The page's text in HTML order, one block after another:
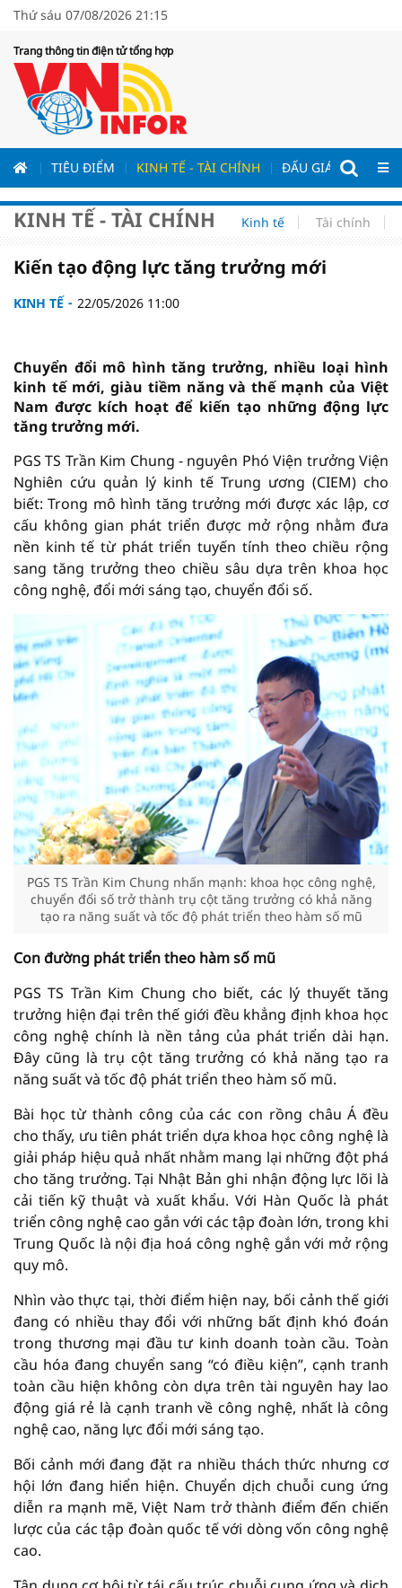
Thứ sáu 07/08/2026 21:15
Trang thông tin điện tử tổng hợp
TIÊU ĐIỂM KINH TẾ - TÀI CHÍNH ĐẤU GIÁ - ĐẤU
KINH TẾ - TÀI CHÍNH Kinh tế Tài chính
Kiến tạo động lực tăng trưởng mới
KINH TẾ 22/05/2026 11:00
Chuyển đổi mô hình tăng trưởng, nhiều loại hình
kinh tế mới, giàu tiềm năng và thế mạnh của Việt
Nam được kích hoạt để kiến tạo những động lực
tăng trưởng mới.
PGS TS Trần Kim Chung - nguyên Phó Viện trưởng Viện
Nghiên cứu quản lý kinh tế Trung ương (CIEM) cho
biết: Trong mô hình tăng trưởng mới được xác lập, cơ
cấu không gian phát triển được mở rộng nhằm đưa
nền kinh tế từ phát triển tuyến tính theo chiều rộng
sang tăng trưởng theo chiều sâu dựa trên khoa học
công nghệ, đổi mới sáng tạo, chuyển đổi số.
PGS TS Trần Kim Chung nhấn mạnh: khoa học công nghệ,
chuyển đổi số trở thành trụ cột tăng trưởng có khả năng
tạo ra năng suất và tốc độ phát triển theo hàm số mũ
Con đường phát triển theo hàm số mũ
PGS TS Trần Kim Chung cho biết, các lý thuyết tăng
trưởng hiện đại trên thế giới đều khẳng định khoa học
công nghệ chính là nền tảng của phát triển dài hạn.
Đây cũng là trụ cột tăng trưởng có khả năng tạo ra
năng suất và tốc độ phát triển theo hàm số mũ.
Bài học từ thành công của các con rồng châu Á đều
cho thấy, ưu tiên phát triển dựa khoa học công nghệ là
giải pháp hiệu quả nhất nhằm mang lại những đột phá
cho tăng trưởng. Tại Nhật Bản ghi nhận động lực lõi là
cải tiến kỹ thuật và xuất khẩu. Với Hàn Quốc là phát
triển công nghệ cao gắn với các tập đoàn lớn, trong khi
Trung Quốc là nội địa hoá công nghệ gắn với mở rộng
quy mô.
Nhìn vào thực tại, thời điểm hiện nay, bối cảnh thế giới
đang có nhiều thay đổi với những bất định khó đoán
trong thương mại đầu tư kinh doanh toàn cầu. Toàn
cầu hóa đang chuyển sang “có điều kiện”, cạnh tranh
toàn cầu hiện không còn dựa trên tài nguyên hay lao
động giá rẻ là cạnh tranh về công nghệ, nhất là công
nghệ cao, năng lực đổi mới sáng tạo.
Bối cảnh mới đang đặt ra nhiều thách thức nhưng cơ
hội lớn đang hiển hiện. Chuyển dịch chuỗi cung ứng
diễn ra mạnh mẽ, Việt Nam trở thành điểm đến chiến
lược của các tập đoàn quốc tế với dòng vốn công nghệ
cao.